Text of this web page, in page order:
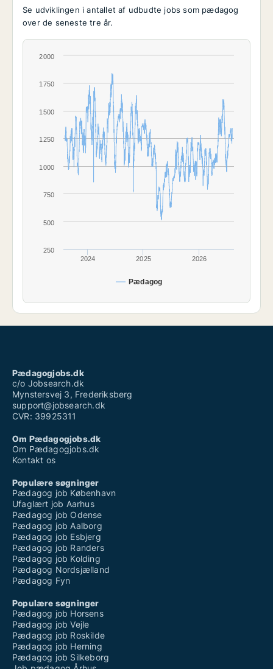
Se udviklingen i antallet af udbudte jobs som pædagog
over de seneste tre år.
Pædagog
2024 2025 2026
250
500
750
1000
1250
1500
1750
2000
Pædagogjobs.dk
c/o Jobsearch.dk
Mynstersvej 3, Frederiksberg
support@jobsearch.dk
CVR: 39925311
Om Pædagogjobs.dk
Om Pædagogjobs.dk
Kontakt os
Populære søgninger
Pædagog job København
Ufaglært job Aarhus
Pædagog job Odense
Pædagog job Aalborg
Pædagog job Esbjerg
Pædagog job Randers
Pædagog job Kolding
Pædagog Nordsjælland
Pædagog Fyn
Populære søgninger
Pædagog job Horsens
Pædagog job Vejle
Pædagog job Roskilde
Pædagog job Herning
Pædagog job Silkeborg